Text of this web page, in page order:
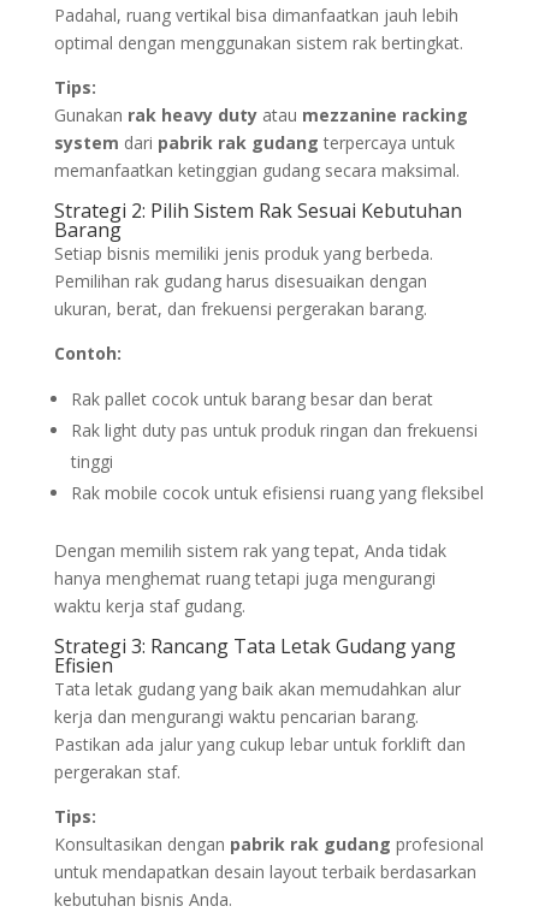
Padahal, ruang vertikal bisa dimanfaatkan jauh lebih
optimal dengan menggunakan sistem rak bertingkat.
Tips:
Gunakan rak heavy dutyatau mezzanine racking
system dari pabrik rak gudang terpercaya untuk
memanfaatkan ketinggian gudang secara maksimal.
Strategi 2: Pilih Sistem Rak Sesuai Kebutuhan
Barang
Setiap bisnis memiliki jenis produk yang berbeda.
Pemilihan rak gudang harus disesuaikan dengan
ukuran, berat, dan frekuensi pergerakan barang.
Contoh:
Rak pallet cocok untuk barang besar dan berat
Rak light duty pas untuk produk ringan dan frekuensi
tinggi
Rak mobile cocok untuk efisiensi ruang yang fleksibel
Dengan memilih sistem rak yang tepat, Anda tidak
hanya menghemat ruang tetapi juga mengurangi
waktu kerja staf gudang.
Strategi 3: Rancang Tata Letak Gudang yang
Efisien
Tata letak gudang yang baik akan memudahkan alur
kerja dan mengurangi waktu pencarian barang.
Pastikan ada jalur yang cukup lebar untuk forklift dan
pergerakan staf.
Tips:
Konsultasikan dengan pabrik rak gudang profesional
untuk mendapatkan desain layout terbaik berdasarkan
kebutuhan bisnis Anda.